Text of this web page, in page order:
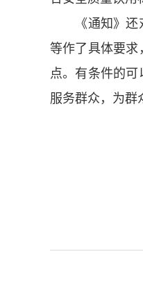
《通知》还对
等作了具体要
点。有条件的
服务群众，为群